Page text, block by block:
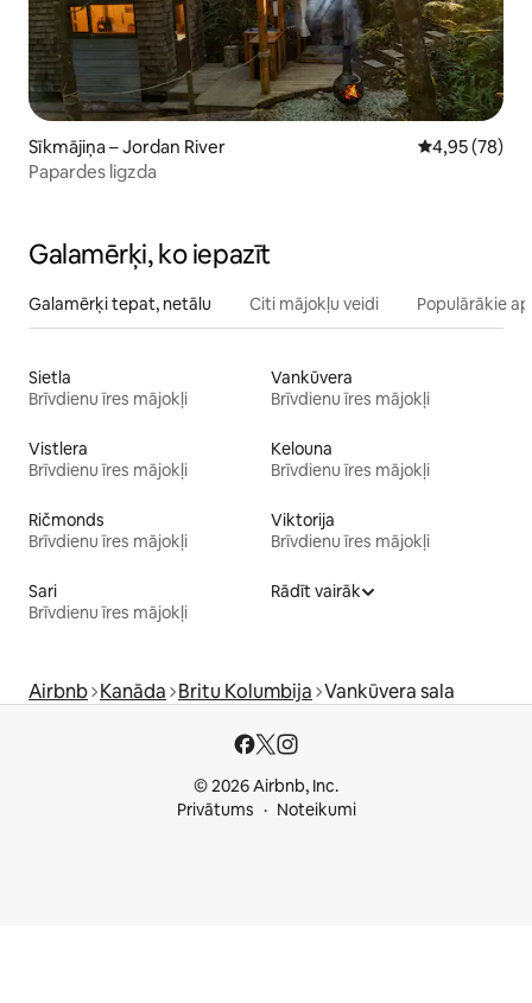
Sīkmājiņa – Jordan River Vidējais
4,95 (78)
Papardes ligzda
Galamērķi, ko iepazīt
Galamērķi tepat, netālu Citi mājokļu veidi Populārākie
Sietla
Brīvdienu īres mājokļi
Vankūvera
Brīvdienu īres mājokļi
Vistlera
Brīvdienu īres mājokļi
Kelouna
Brīvdienu īres mājokļi
Ričmonds
Brīvdienu īres mājokļi
Viktorija
Brīvdienu īres mājokļi
Sari
Brīvdienu īres mājokļi
Rādīt vairāk
Airbnb Kanāda Britu Kolumbija Vankūvera sala
© 2026 Airbnb, Inc.
Privātums
Noteikumi